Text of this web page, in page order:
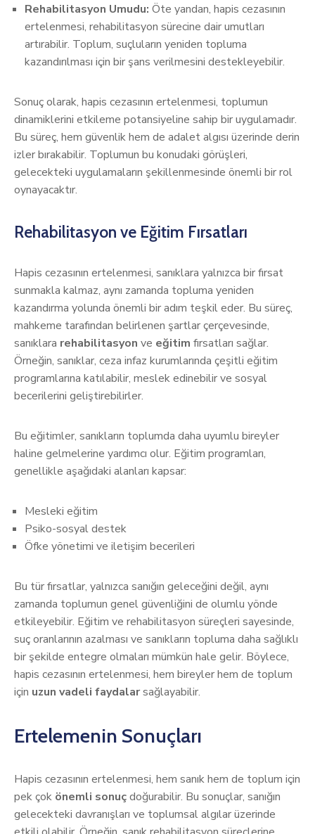
Rehabilitasyon Umudu: Öte yandan, hapis cezasının
ertelenmesi, rehabilitasyon sürecine dair umutları
artırabilir. Toplum, suçluların yeniden topluma
kazandırılması için bir şans verilmesini destekleyebilir.
Sonuç olarak, hapis cezasının ertelenmesi, toplumun
dinamiklerini etkileme potansiyeline sahip bir uygulamadır.
Bu süreç, hem güvenlik hem de adalet algısı üzerinde derin
izler bırakabilir. Toplumun bu konudaki görüşleri,
gelecekteki uygulamaların şekillenmesinde önemli bir rol
oynayacaktır.
Rehabilitasyon ve Eğitim Fırsatları
Hapis cezasının ertelenmesi, sanıklara yalnızca bir fırsat
sunmakla kalmaz, aynı zamanda topluma yeniden
kazandırma yolunda önemli bir adım teşkil eder. Bu süreç,
mahkeme tarafından belirlenen şartlar çerçevesinde,
sanıklara rehabilitasyon ve eğitim fırsatları sağlar.
Örneğin, sanıklar, ceza infaz kurumlarında çeşitli eğitim
programlarına katılabilir, meslek edinebilir ve sosyal
becerilerini geliştirebilirler.
Bu eğitimler, sanıkların toplumda daha uyumlu bireyler
haline gelmelerine yardımcı olur. Eğitim programları,
genellikle aşağıdaki alanları kapsar:
Mesleki eğitim
Psiko-sosyal destek
Öfke yönetimi ve iletişim becerileri
Bu tür fırsatlar, yalnızca sanığın geleceğini değil, aynı
zamanda toplumun genel güvenliğini de olumlu yönde
etkileyebilir. Eğitim ve rehabilitasyon süreçleri sayesinde,
suç oranlarının azalması ve sanıkların topluma daha sağlıklı
bir şekilde entegre olmaları mümkün hale gelir. Böylece,
hapis cezasının ertelenmesi, hem bireyler hem de toplum
için uzun vadeli faydalarsağlayabilir.
Ertelemenin Sonuçları
Hapis cezasının ertelenmesi, hem sanık hem de toplum için
pek çok önemli sonuçdoğurabilir. Bu sonuçlar, sanığın
gelecekteki davranışları ve toplumsal algılar üzerinde